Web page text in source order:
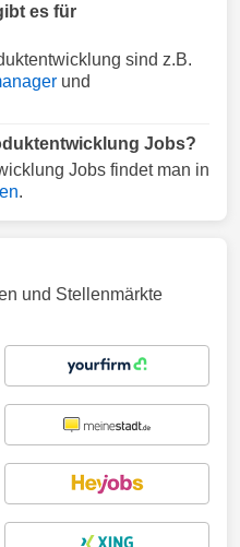
es für
sind z.B.
und
Jobs?
Jobs findet man in
.
und Stellenmärkte